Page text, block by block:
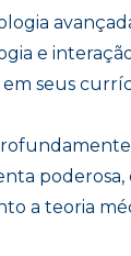
e
seus
a teoria